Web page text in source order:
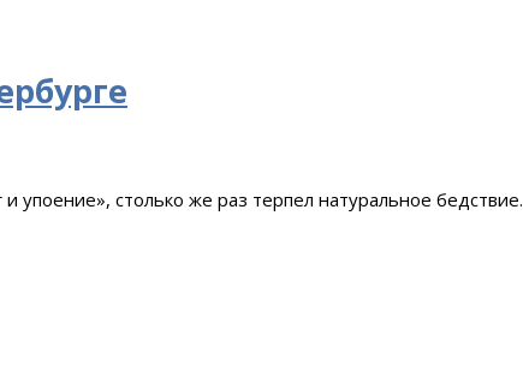
упоение», столько же раз терпел натуральное бедствие.